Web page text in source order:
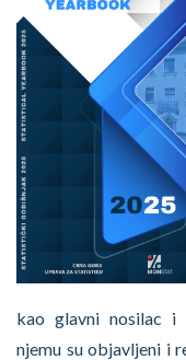
kao glavni nosilac i
njemu su objavljeni i